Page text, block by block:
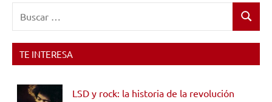
Buscar
TE INTERESA
LSD y rock: la historia de la revolución